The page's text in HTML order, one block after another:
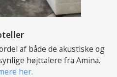
af både de akustiske og
højttalere fra Amina.
her.